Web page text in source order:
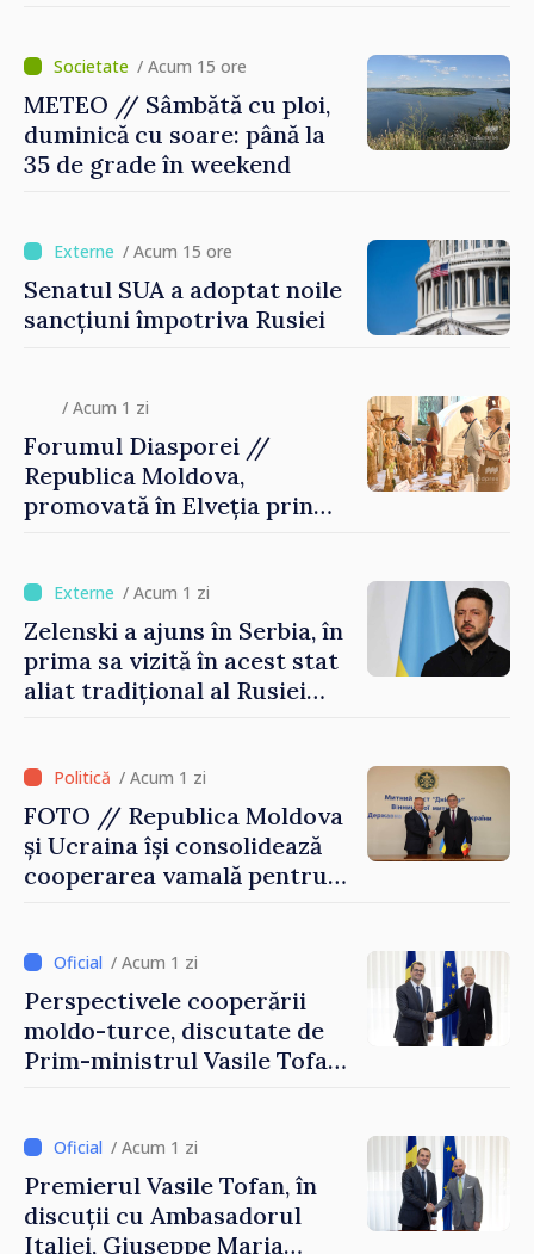
/ Acum 15 ore
METEO // Sâmbătă cu ploi,
duminică cu soare: până la
35 de grade în weekend
/ Acum 15 ore
Senatul SUA a adoptat noile
sancțiuni împotriva Rusiei
/ Acum 1 zi
Forumul Diasporei //
Republica Moldova,
promovată în Elveția prin
/ Acum 1 zi
Zelenski a ajuns în Serbia, în
prima sa vizită în acest stat
aliat tradițional al Rusiei
/ Acum 1 zi
FOTO // Republica Moldova
și Ucraina își consolidează
cooperarea vamală pentru
Reuniune la Moghiliov-
Podolsk
/ Acum 1 zi
Perspectivele cooperării
moldo-turce, discutate de
Prim-ministrul Vasile Tofan
/ Acum 1 zi
Premierul Vasile Tofan, în
discuții cu Ambasadorul
Italiei, Giuseppe Maria